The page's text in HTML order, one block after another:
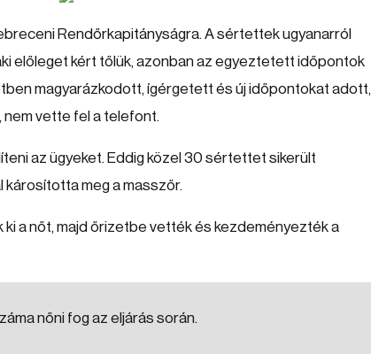
Rendőrkapitányságra. A sértettek ugyanarról
előleget kért tőlük, azonban az egyeztetett időpontok
magyarázkodott, ígérgetett és új időpontokat adott,
vette fel a telefont.
az ügyeket. Eddig közel 30 sértettet sikerült
károsította meg a masszőr.
a nőt, majd őrizetbe vették és kezdeményezték a
nőni fog az eljárás során.